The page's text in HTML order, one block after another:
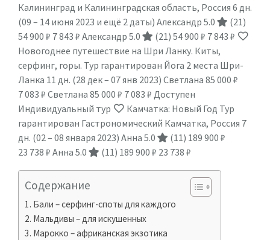
Калининград и Калининградская область, Россия 6 дн.
(09 – 14 июня 2023 и ещё 2 даты) Александр 5.0
(21)
54 900 ₽ 7 843 ₽ Александр 5.0 (21) 54 900 ₽ 7 843 ₽
Новогоднее путешествие на Шри Ланку. Киты,
серфинг, горы. Тур гарантирован Йога 2 места Шри-
Ланка 11 дн. (28 дек – 07 янв 2023) Светлана 85 000 ₽
7 083 ₽ Светлана 85 000 ₽ 7 083 ₽ Доступен
Индивидуальный тур
Камчатка: Новый Год Тур
гарантирован Гастрономический Камчатка, Россия 7
дн. (02 – 08 января 2023) Анна 5.0 (11) 189 900 ₽
23 738 ₽ Анна 5.0 (11) 189 900 ₽ 23 738 ₽
Содержание
Бали – серфинг-споты для каждого
Мальдивы – для искушенных
Марокко – африканская экзотика